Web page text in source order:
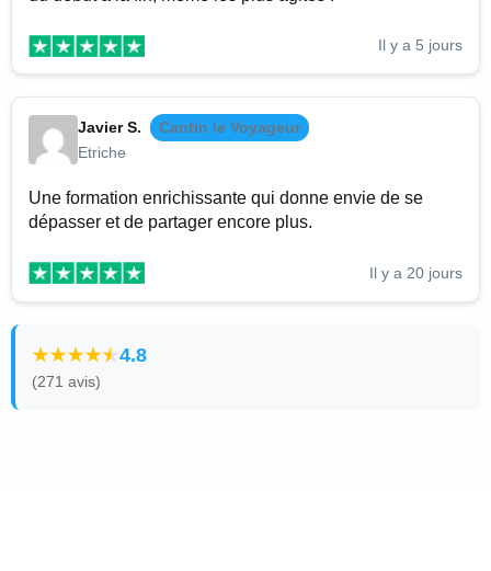
Il y a 5 jours
Javier S.
Cantin le Voyageur
Etriche
Une formation enrichissante qui donne envie de se
dépasser et de partager encore plus.
Il y a 20 jours
4.8
(271 avis)